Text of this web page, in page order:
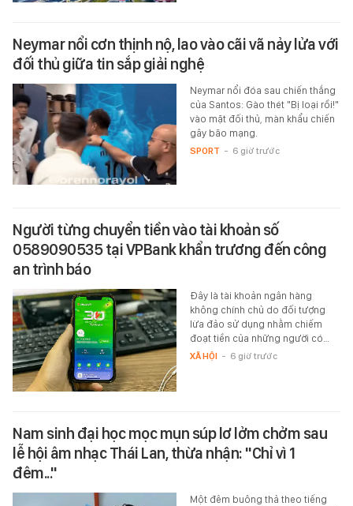
Neymar nổi cơn thịnh nộ, lao vào cãi vã nảy lửa với
đối thủ giữa tin sắp giải nghệ
Neymar nổi đóa sau chiến thắng
của Santos: Gào thét "Bị loại rồi!"
vào mặt đối thủ, màn khẩu chiến
gây bão mạng.
SPORT - 6 giờ trước
Người từng chuyển tiền vào tài khoản số
0589090535 tại VPBank khẩn trương đến công
an trình báo
Đây là tài khoản ngân hàng
không chính chủ do đối tượng
lừa đảo sử dụng nhằm chiếm
đoạt tiền của những người có…
XÃ HỘI - 6 giờ trước
Nam sinh đại học mọc mụn súp lơ lởm chởm sau
lễ hội âm nhạc Thái Lan, thừa nhận: "Chỉ vì 1
đêm..."
Một đêm buông thả theo tiếng